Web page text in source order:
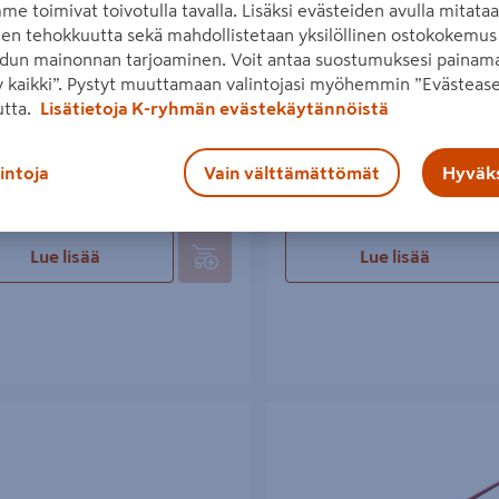
kpl
€/ kpl
Lue lisää
terästä
76,90€/kpl/ kpl
Lue lisää
toimivat toivotulla tavalla. Lisäksi evästeiden avulla
tehokkuutta sekä mahdollistetaan yksilöllinen ostokokemus
mainonnan tarjoaminen. Voit antaa suostumuksesi
kaikki”. Pystyt muuttamaan valintojasi myöhemmin
Lisätietoja K-ryhmän evästekäytännöistä
Vain välttämättömät